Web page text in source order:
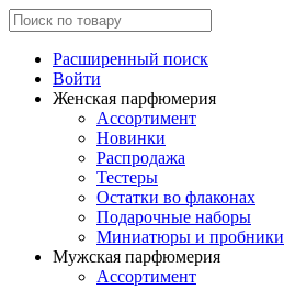
Расширенный поиск
Войти
Женская парфюмерия
Ассортимент
Новинки
Распродажа
Тестеры
Остатки во флаконах
Подарочные наборы
Миниатюры и пробники
Мужская парфюмерия
Ассортимент